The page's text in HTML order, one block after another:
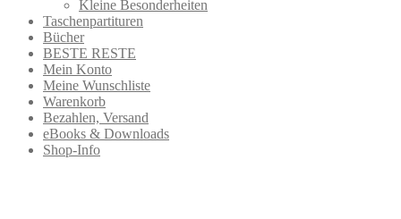
Kleine Besonderheiten
Taschenpartituren
Bücher
BESTE RESTE
Mein Konto
Meine Wunschliste
Warenkorb
Bezahlen, Versand
eBooks & Downloads
Shop-Info